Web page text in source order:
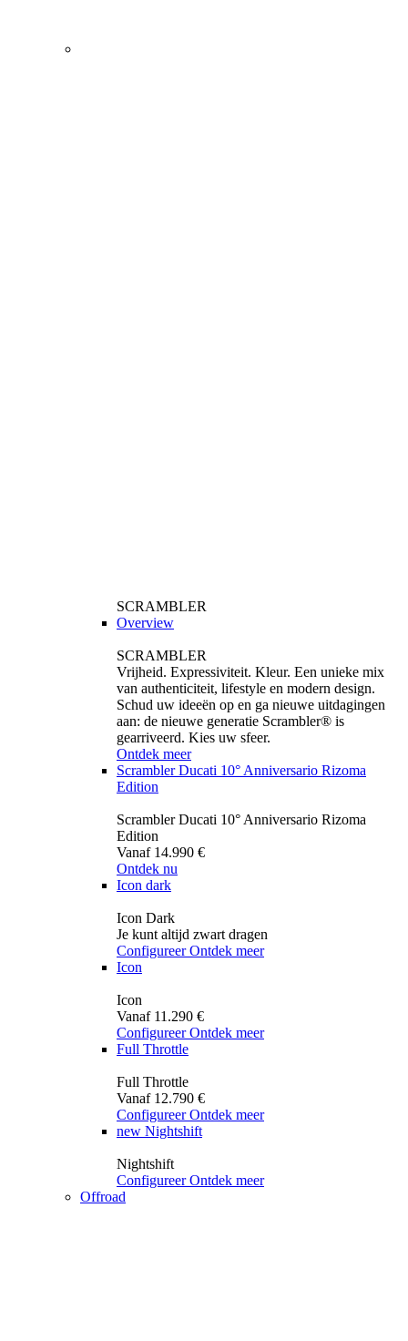
SCRAMBLER
Overview
SCRAMBLER
Vrijheid. Expressiviteit. Kleur. Een unieke mix
van authenticiteit, lifestyle en modern design.
Schud uw ideeën op en ga nieuwe uitdagingen
aan: de nieuwe generatie Scrambler® is
gearriveerd. Kies uw sfeer.
Ontdek meer
Scrambler Ducati 10° Anniversario Rizoma
Edition
Scrambler Ducati 10° Anniversario Rizoma
Edition
Vanaf 14.990 €
Ontdek nu
Icon dark
Icon Dark
Je kunt altijd zwart dragen
Configureer Ontdek meer
Icon
Icon
Vanaf 11.290 €
Configureer Ontdek meer
Full Throttle
Full Throttle
Vanaf 12.790 €
Configureer Ontdek meer
new Nightshift
Nightshift
Configureer Ontdek meer
Offroad